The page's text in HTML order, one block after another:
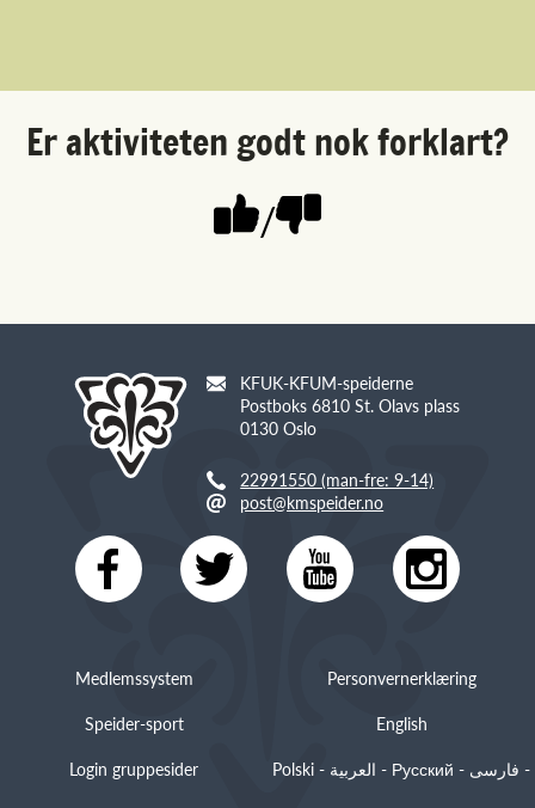
Er aktiviteten godt nok forklart?
/
KFUK-KFUM-speiderne
Postboks 6810 St. Olavs plass
0130 Oslo
22991550 (man-fre: 9-14)
post@kmspeider.no
Medlemssystem
Speider-sport
Login gruppesider
Personvernerklæring
English
Polski - العربية - Русский - فارسی -